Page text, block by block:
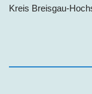
Kreis Breisgau-